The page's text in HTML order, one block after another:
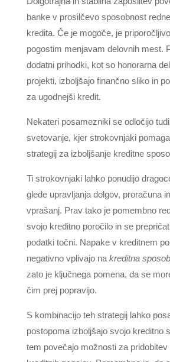
banke v prosilčevo sposobnost
kredita. Če je mogoče, je
pogostim menjavam delovnih mest.
dodatni prihodki, kot so honorarna
projekti, izboljšajo finančno sliko in
za ugodnejši kredit.
Nekateri posamezniki se odločijo
svetovanje, kjer strokovnjaki
strategij za izboljšanje kreditne
Ti strokovnjaki lahko ponudijo
glede upravljanja dolgov, proračuna
vprašanj. Prav tako je pomembno
svojo kreditno poročilo in se
podatki točni. Napake v kreditnem
negativno vplivajo na kreditna
zato je ključnega pomena, da se
čim prej popravijo.
S kombinacijo teh strategij lahko
postopoma izboljšajo svojo kreditno
tem povečajo možnosti za pridobitev